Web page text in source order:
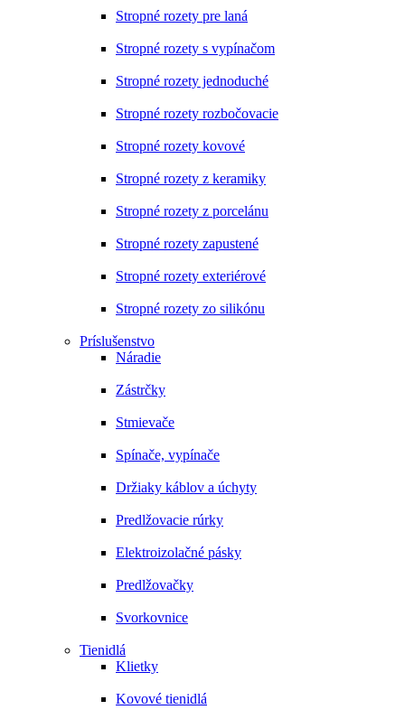
Stropné rozety pre laná
Stropné rozety s vypínačom
Stropné rozety jednoduché
Stropné rozety rozbočovacie
Stropné rozety kovové
Stropné rozety z keramiky
Stropné rozety z porcelánu
Stropné rozety zapustené
Stropné rozety exteriérové
Stropné rozety zo silikónu
Príslušenstvo
Náradie
Zástrčky
Stmievače
Spínače, vypínače
Držiaky káblov a úchyty
Predlžovacie rúrky
Elektroizolačné pásky
Predlžovačky
Svorkovnice
Tienidlá
Klietky
Kovové tienidlá